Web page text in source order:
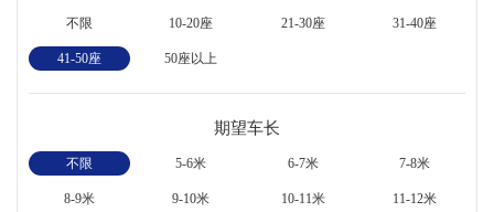
不限 10-20座 21-30座 31-40座
41-50座 50座以上
期望车长
不限 5-6米 6-7米 7-8米
8-9米 9-10米 10-11米 11-12米